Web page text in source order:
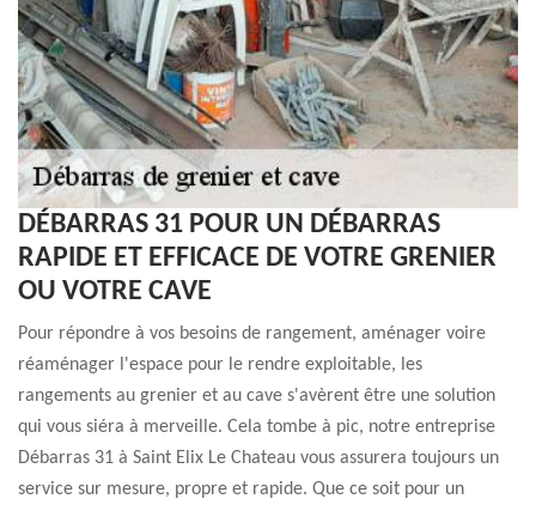
DÉBARRAS 31 POUR UN DÉBARRAS
RAPIDE ET EFFICACE DE VOTRE GRENIER
OU VOTRE CAVE
Pour répondre à vos besoins de rangement, aménager voire
réaménager l'espace pour le rendre exploitable, les
rangements au grenier et au cave s'avèrent être une solution
qui vous siéra à merveille. Cela tombe à pic, notre entreprise
Débarras 31 à Saint Elix Le Chateau vous assurera toujours un
service sur mesure, propre et rapide. Que ce soit pour un